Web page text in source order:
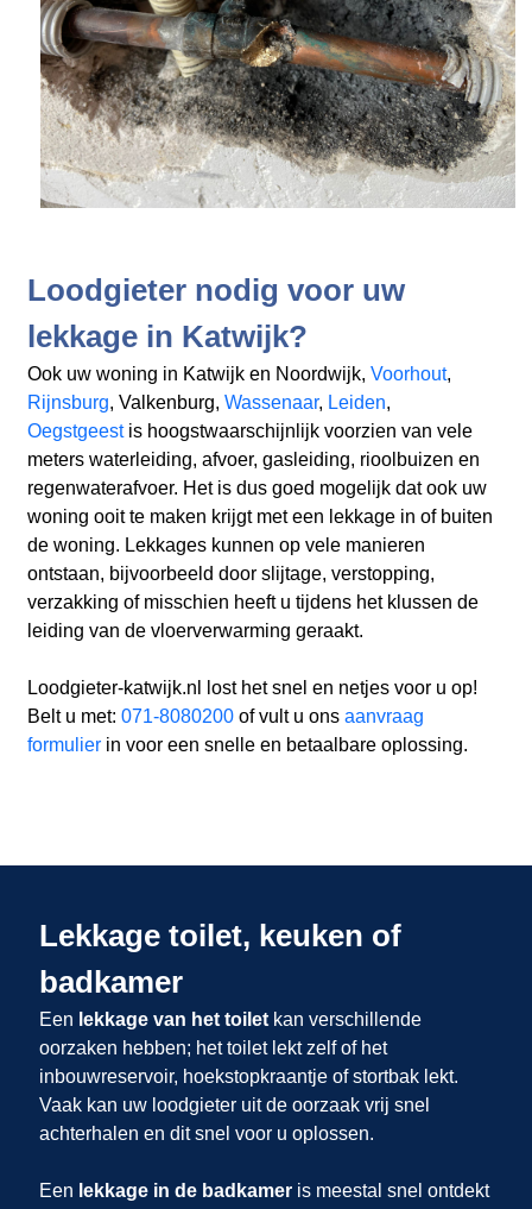
Loodgieter nodig voor uw
lekkage in Katwijk?
Ook uw woning in Katwijk en Noordwijk, Voorhout,
Rijnsburg, Valkenburg, Wassenaar, Leiden,
Oegstgeestis hoogstwaarschijnlijk voorzien van vele
meters waterleiding, afvoer, gasleiding, rioolbuizen en
regenwaterafvoer. Het is dus goed mogelijk dat ook uw
woning ooit te maken krijgt met een lekkage in of buiten
de woning. Lekkages kunnen op vele manieren
ontstaan, bijvoorbeeld door slijtage, verstopping,
verzakking of misschien heeft u tijdens het klussen de
leiding van de vloerverwarming geraakt.
Loodgieter-katwijk.nl lost het snel en netjes voor u op!
Belt u met: 071-8080200of vult u ons aanvraag
formulierin voor een snelle en betaalbare oplossing.
Lekkage toilet, keuken of
badkamer
Een lekkage van het toiletkan verschillende
oorzaken hebben; het toilet lekt zelf of het
inbouwreservoir, hoekstopkraantje of stortbak lekt.
Vaak kan uw loodgieter uitde oorzaak vrij snel
achterhalen en dit snel voor u oplossen.
Een lekkage in de badkameris meestal snel ontdekt